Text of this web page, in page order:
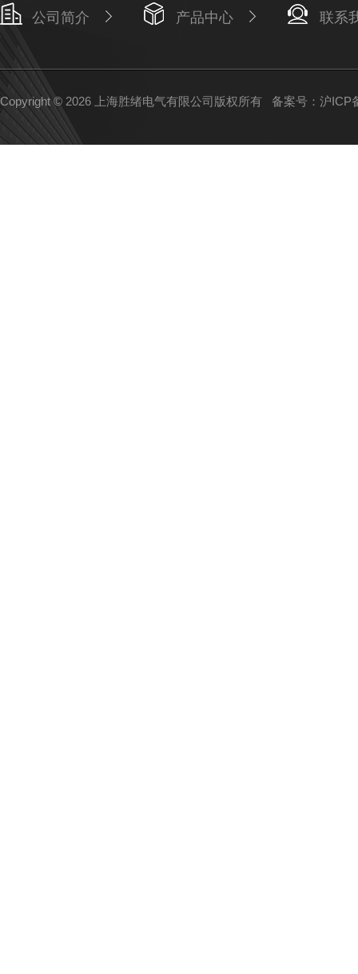
公司简介 产品中心 联系
Copyright © 2026 上海胜绪电气有限公司版权所有 备案号：沪ICP